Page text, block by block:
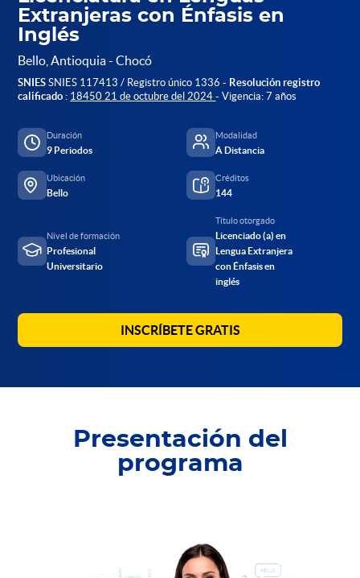
Extranjeras con Énfasis en
Inglés
Bello, Antioquia - Chocó
SNIESSNIES 117413 / Registro único 1336 - Resolución registro
calificado : 18450 21 de octubre del 2024- Vigencia: 7 años
Duración
9 Periodos
Modalidad
A Distancia
Ubicación
Bello
Créditos
144
Nivel de formación
Profesional
Universitario
Título otorgado
Licenciado (a) en
Lengua Extranjera
con Énfasis en
inglés
INSCRÍBETE GRATIS
Presentación del
programa